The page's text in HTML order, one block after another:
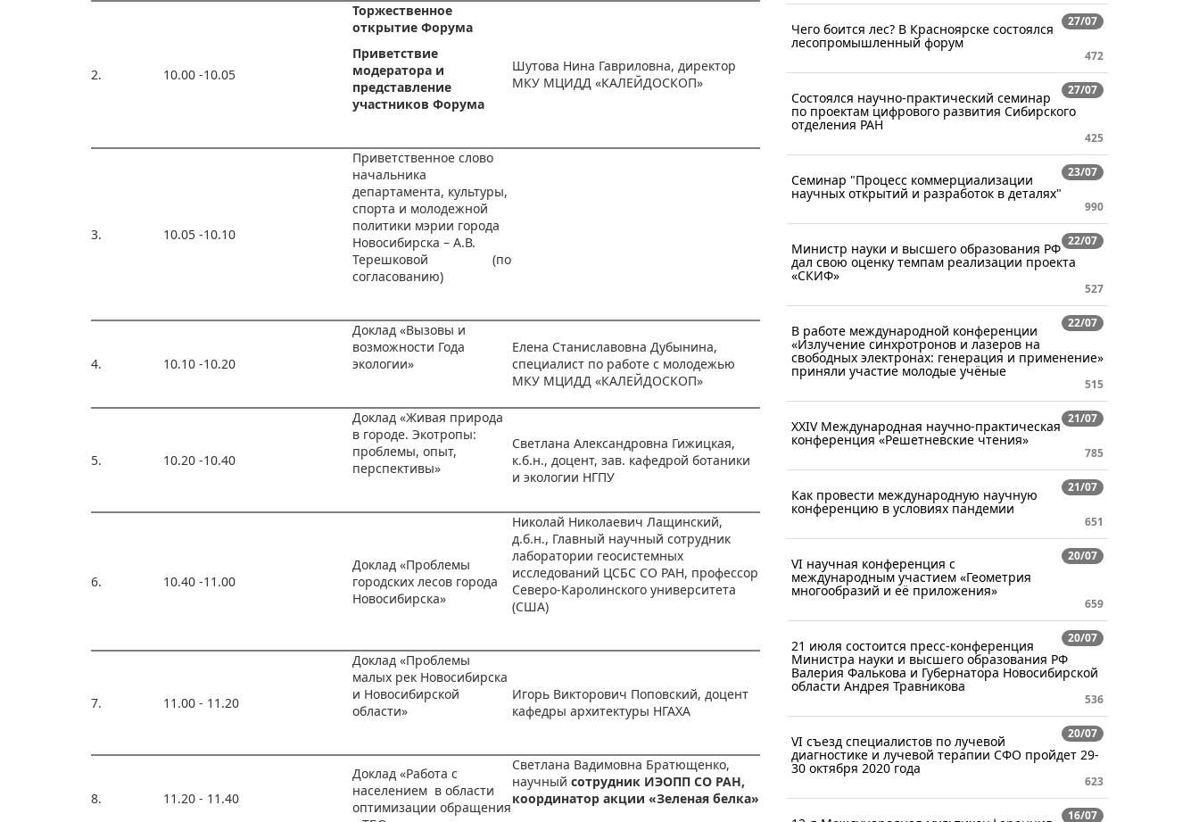
2. 10.00 -10.05
Торжественное
открытие Форума
Приветствие
модератора и
представление
участников Форума
Шутова Нина Гавриловна, директор
МКУ МЦИДД «КАЛЕЙДОСКОП»
3. 10.05 -10.10
Приветственное слово
начальника
департамента, культуры,
спорта и молодежной
политики мэрии города
Новосибирска – А.В.
Терешковой (по
согласованию)
4. 10.10 -10.20
Доклад «Вызовы и
возможности Года
экологии»
Елена Станиславовна Дубынина,
специалист по работе с молодежью
МКУ МЦИДД «КАЛЕЙДОСКОП»
5. 10.20 -10.40
Доклад «Живая природа
в городе. Экотропы:
проблемы, опыт,
перспективы»
Светлана Александровна Гижицкая,
к.б.н., доцент, зав. кафедрой ботаники
и экологии НГПУ
6. 10.40 -11.00
Доклад «Проблемы
городских лесов города
Новосибирска»
Николай Николаевич Лащинский,
д.б.н., Главный научный сотрудник
лаборатории геосистемных
исследований ЦСБС СО РАН, профессор
Северо-Каролинского университета
(США)
7. 11.00 - 11.20
Доклад «Проблемы
малых рек Новосибирска
и Новосибирской
области»
Игорь Викторович Поповский, доцент
кафедры архитектуры НГАХА
8. 11.20 - 11.40
Доклад «Работа с
населением в области
оптимизации обращения
Светлана Вадимовна Братющенко,
научный сотрудник ИЭОПП СО РАН,
координатор акции «Зеленая белка»
27/07
Чего боится лес? В Красноярске состоялся
лесопромышленный форум
472
27/07
Состоялся научно-практический семинар
по проектам цифрового развития Сибирского
отделения РАН
425
23/07
Семинар "Процесс коммерциализации
научных открытий и разработок в деталях"
990
22/07
Министр науки и высшего образования РФ
дал свою оценку темпам реализации проекта
«СКИФ»
527
22/07
В работе международной конференции
«Излучение синхротронов и лазеров на
свободных электронах: генерация и применение»
приняли участие молодые учёные
515
21/07
XXIV Международная научно-практическая
конференция «Решетневские чтения»
785
21/07
Как провести международную научную
конференцию в условиях пандемии
651
20/07
VI научная конференция с
международным участием «Геометрия
многообразий и её приложения»
659
20/07
21 июля состоится пресс-конференция
Министра науки и высшего образования РФ
Валерия Фалькова и Губернатора Новосибирской
области Андрея Травникова
536
20/07
VI съезд специалистов по лучевой
диагностике и лучевой терапии СФО пройдет 29-
30 октября 2020 года
623
16/07